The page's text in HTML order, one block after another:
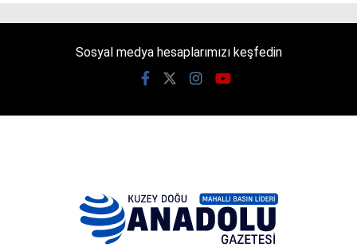
Sosyal medya hesaplarımızı keşfedin